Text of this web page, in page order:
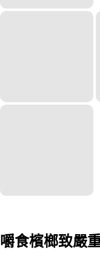
嚼食檳榔致嚴